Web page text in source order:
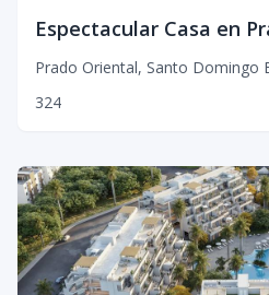
Espectacular Casa en
Prado Oriental, Santo Domingo
324